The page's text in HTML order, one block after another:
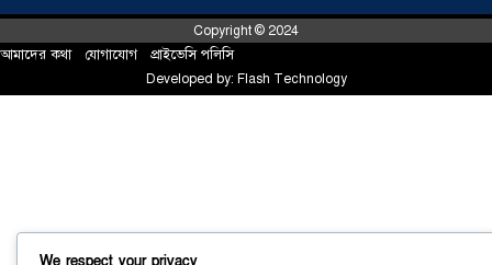
ব্যবসায়ী গ্রেফতার
০৩ আগস্ট ২০২৬
Copyright © 2024
আমাদের কথা যোগাযোগ প্রাইভেসি পলিসি
Developed by: Flash Technology